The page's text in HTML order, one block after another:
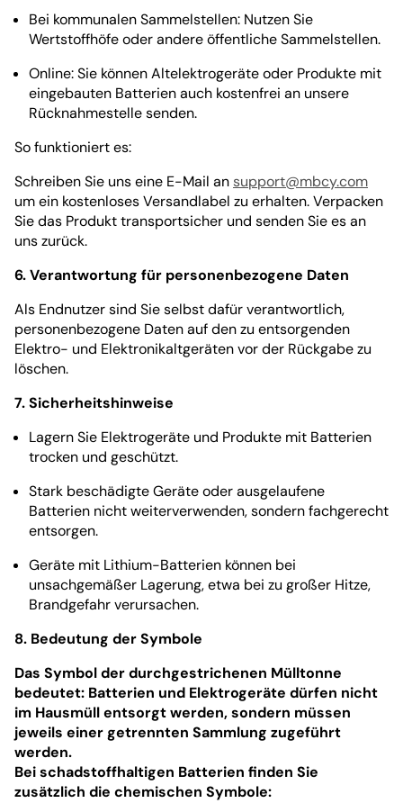
Bei kommunalen Sammelstellen: Nutzen Sie
Wertstoffhöfe oder andere öffentliche Sammelstellen.
Online: Sie können Altelektrogeräte oder Produkte mit
eingebauten Batterien auch kostenfrei an unsere
Rücknahmestelle senden.
So funktioniert es:
Schreiben Sie uns eine E-Mail an support@mbcy.com
um ein kostenloses Versandlabel zu erhalten. Verpacken
Sie das Produkt transportsicher und senden Sie es an
uns zurück.
6. Verantwortung für personenbezogene Daten
Als Endnutzer sind Sie selbst dafür verantwortlich,
personenbezogene Daten auf den zu entsorgenden
Elektro- und Elektronikaltgeräten vor der Rückgabe zu
löschen.
7. Sicherheitshinweise
Lagern Sie Elektrogeräte und Produkte mit Batterien
trocken und geschützt.
Stark beschädigte Geräte oder ausgelaufene
Batterien nicht weiterverwenden, sondern fachgerecht
entsorgen.
Geräte mit Lithium-Batterien können bei
unsachgemäßer Lagerung, etwa bei zu großer Hitze,
Brandgefahr verursachen.
8. Bedeutung der Symbole
Das Symbol der durchgestrichenen Mülltonne
bedeutet: Batterien und Elektrogeräte dürfen nicht
im Hausmüll entsorgt werden, sondern müssen
jeweils einer getrennten Sammlung zugeführt
werden.
Bei schadstoffhaltigen Batterien finden Sie
zusätzlich die chemischen Symbole: